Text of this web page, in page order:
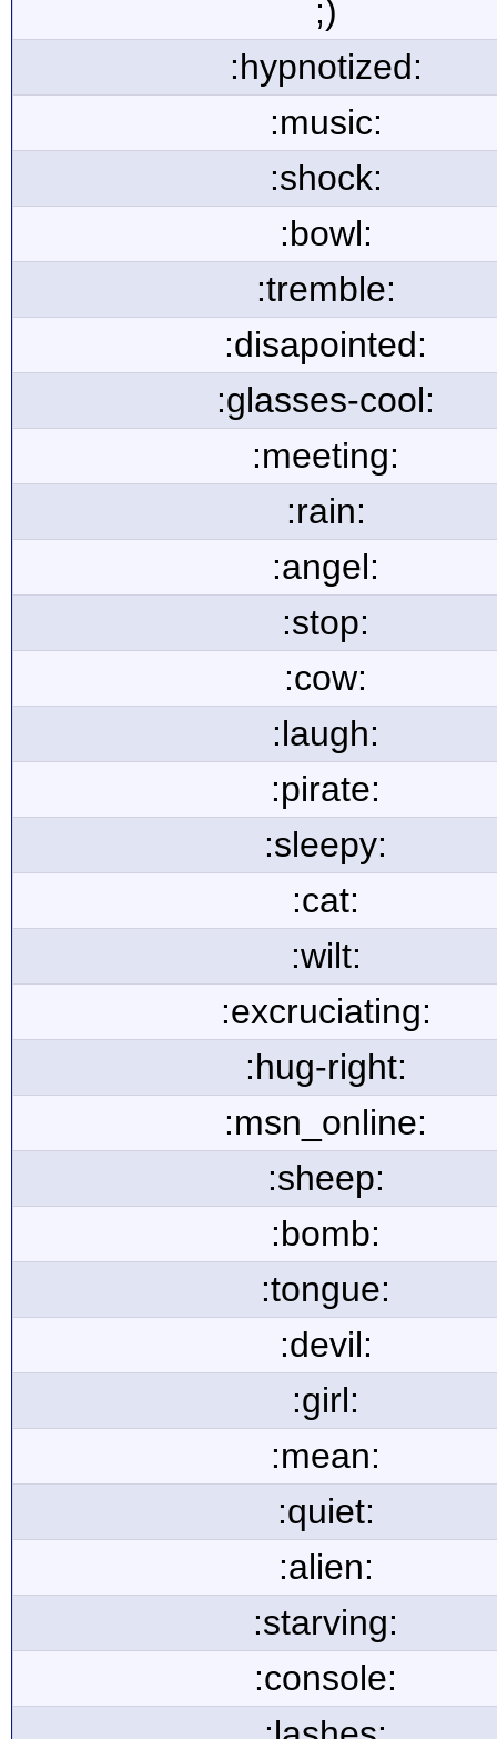
;)
:hypnotized:
:music:
:shock:
:bowl:
:tremble:
:disapointed:
:glasses-cool:
:meeting:
:rain:
:angel:
:stop:
:cow:
:laugh:
:pirate:
:sleepy:
:cat:
:wilt:
:excruciating:
:hug-right:
:msn_online:
:sheep:
:bomb:
:tongue:
:devil:
:girl:
:mean:
:quiet:
:alien:
:starving:
:console: